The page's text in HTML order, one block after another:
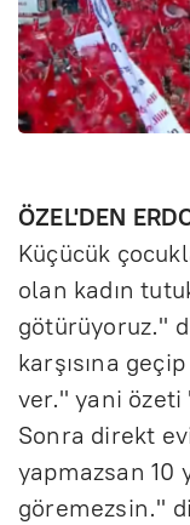
ÖZEL'DEN
Küçücük
olan kadın
götürüyoruz."
karşısına
ver." yani
Sonra direkt
yapmazsan 10
göremezsin."